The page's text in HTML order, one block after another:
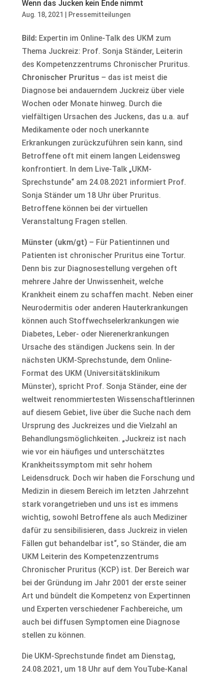
Wenn das Jucken kein Ende nimmt
Aug. 18, 2021 Pressemitteilungen
Bild:Expertin im Online-Talk des UKM zum
Thema Juckreiz: Prof. Sonja Ständer, Leiterin
des Kompetenzzentrums Chronischer Pruritus.
Chronischer Pruritus– das ist meist die
Diagnose bei andauerndem Juckreiz über viele
Wochen oder Monate hinweg. Durch die
vielfältigen Ursachen des Juckens, das u.a. auf
Medikamente oder noch unerkannte
Erkrankungen zurückzuführen sein kann, sind
Betroffene oft mit einem langen Leidensweg
konfrontiert. In dem Live-Talk „UKM-
Sprechstunde“ am 24.08.2021 informiert Prof.
Sonja Ständer um 18 Uhr über Pruritus.
Betroffene können bei der virtuellen
Veranstaltung Fragen stellen.
Münster (ukm/gt)– Für Patientinnen und
Patienten ist chronischer Pruritus eine Tortur.
Denn bis zur Diagnosestellung vergehen oft
mehrere Jahre der Unwissenheit, welche
Krankheit einem zu schaffen macht. Neben einer
Neurodermitis oder anderen Hauterkrankungen
können auch Stoffwechselerkrankungen wie
Diabetes, Leber- oder Nierenerkrankungen
Ursache des ständigen Juckens sein. In der
nächsten UKM-Sprechstunde, dem Online-
Format des UKM (Universitätsklinikum
Münster), spricht Prof. Sonja Ständer, eine der
weltweit renommiertesten Wissenschaftlerinnen
auf diesem Gebiet, live über die Suche nach dem
Ursprung des Juckreizes und die Vielzahl an
Behandlungsmöglichkeiten. „Juckreiz ist nach
wie vor ein häufiges und unterschätztes
Krankheitssymptom mit sehr hohem
Leidensdruck. Doch wir haben die Forschung und
Medizin in diesem Bereich im letzten Jahrzehnt
stark vorangetrieben und uns ist es immens
wichtig, sowohl Betroffene als auch Mediziner
dafür zu sensibilisieren, dass Juckreiz in vielen
Fällen gut behandelbar ist“, so Ständer, die am
UKM Leiterin des Kompetenzzentrums
Chronischer Pruritus (KCP) ist. Der Bereich war
bei der Gründung im Jahr 2001 der erste seiner
Art und bündelt die Kompetenz von Expertinnen
und Experten verschiedener Fachbereiche, um
auch bei diffusen Symptomen eine Diagnose
stellen zu können.
Die UKM-Sprechstunde findet am Dienstag,
24.08.2021, um 18 Uhr auf dem YouTube-Kanal